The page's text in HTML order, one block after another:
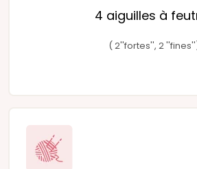
4 aiguilles à
( 2''fortes'', 2